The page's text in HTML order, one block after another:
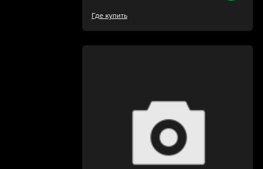
Где купить